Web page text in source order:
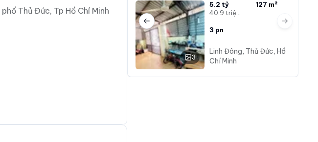
Thủ Đức, Tp Hồ Chí Minh
3
5.2 tỷ
127 m²
3 pn
Linh Đông, Thủ Đức, Hồ
Chí Minh
Previous slide Next slide